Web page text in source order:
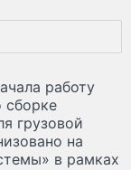
работу
сборке
грузовой
на
в рамках